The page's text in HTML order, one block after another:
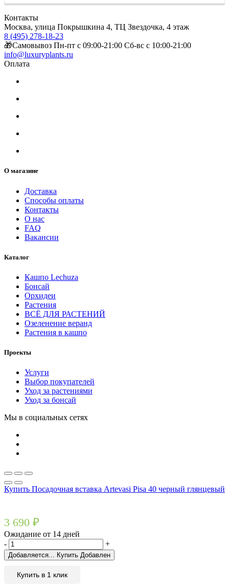
Контакты
Москва, улица Покрышкина 4, ТЦ Звездочка, 4 этаж
8 (495) 278-18-23
🎁Самовывоз Пн-пт с 09:00-21:00 Сб-вс с 10:00-21:00
info@luxuryplants.ru
Оплата
О магазине
Доставка
Способы оплаты
Контакты
О нас
FAQ
Вакансии
Каталог
Кашпо Lechuza
Бонсай
Орхидеи
Растения
ВСЁ ДЛЯ РАСТЕНИЙ
Озеленение веранд
Растения в кашпо
Проекты
Услуги
Выбор покупателей
Уход за растениями
Уход за бонсай
Мы в социальных сетях
Купить Посадочная вставка Artevasi Pisa 40 черный глянцевый
3 690 ₽
Ожидание от 14 дней
-
+
Добавляется... Купить Добавлен
Купить в 1 клик